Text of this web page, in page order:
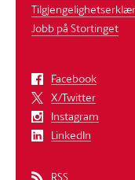
Jobb på Stortinget
Facebook
X/Twitter
Instagram
LinkedIn
RSS